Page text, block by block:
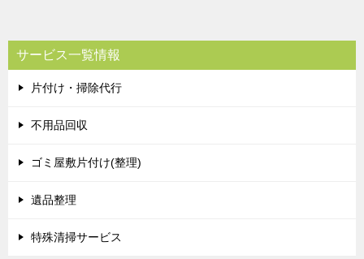
サービス一覧情報
片付け・掃除代行
不用品回収
ゴミ屋敷片付け(整理)
遺品整理
特殊清掃サービス